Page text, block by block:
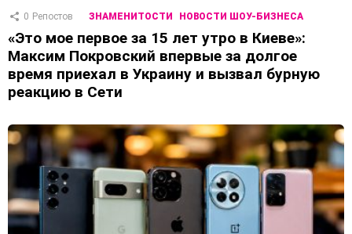
0 Репостов ЗНАМЕНИТОСТИ НОВОСТИ ШОУ-БИЗНЕСА
«Это мое первое за 15 лет утро в Киеве»:
Максим Покровский впервые за долгое
время приехал в Украину и вызвал бурную
реакцию в Сети